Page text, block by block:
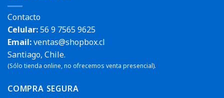
Contacto
Celular:56 9 7565 9625
Email:ventas@shopbox.cl
Santiago, Chile.
(Sólo tienda online, no ofrecemos venta presencial).
COMPRA SEGURA